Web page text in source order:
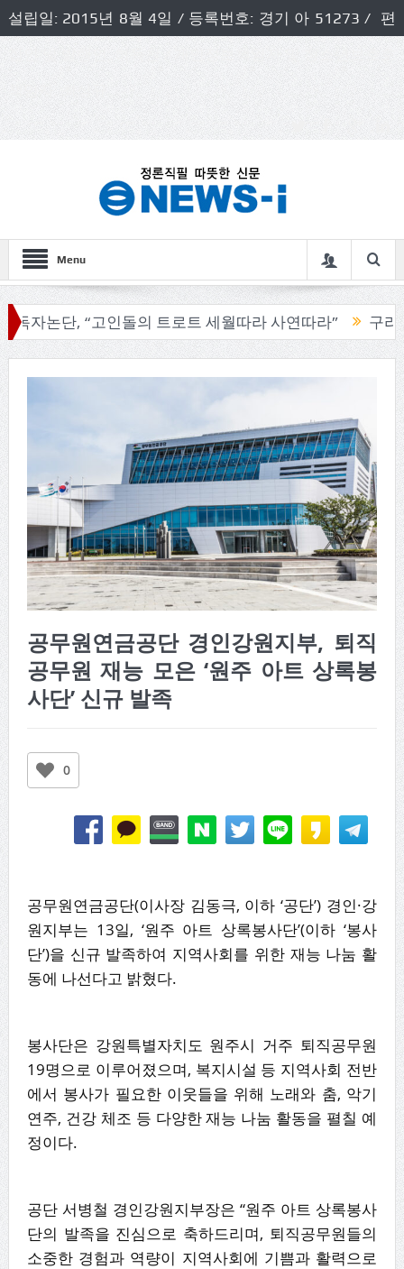
설립일: 2015년 8월 4일 / 등록번호: 경기 아 51273 / 편
집인 및 발행인: 허득천 / 개인정보책임자 및 청소년보호호
책임자: 최상규
Menu
단, “고인돌의 트로트 세월따라 사연따라” 구리시의회
공무원연금공단 경인강원지부, 퇴직
공무원 재능 모은 ‘원주 아트 상록봉
사단’ 신규 발족
0
공무원연금공단(이사장 김동극, 이하 ‘공단’) 경인·강
원지부는 13일, ‘원주 아트 상록봉사단’(이하 ‘봉사
단’)을 신규 발족하여 지역사회를 위한 재능 나눔 활
동에 나선다고 밝혔다.
봉사단은 강원특별자치도 원주시 거주 퇴직공무원
19명으로 이루어졌으며, 복지시설 등 지역사회 전반
에서 봉사가 필요한 이웃들을 위해 노래와 춤, 악기
연주, 건강 체조 등 다양한 재능 나눔 활동을 펼칠 예
정이다.
공단 서병철 경인강원지부장은 “원주 아트 상록봉사
단의 발족을 진심으로 축하드리며, 퇴직공무원들의
소중한 경험과 역량이 지역사회에 기쁨과 활력으로